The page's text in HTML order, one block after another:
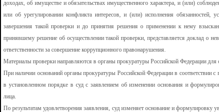
доходах, об имуществе и обязательствах имущественного характера, и (или)
или об урегулировании конфликта интересов, и (или) исполнения обязанностей,
завершения такой проверки и до принятия решения о применении к нему
принявшему решение об осуществлении такой проверки, представляется доклад о
ответственности за совершение коррупционного правонарушения.
Материалы проверки направляются в органы прокуратуры Российской Федерации для
При наличии оснований органы прокуратуры Российской Федерации в
в установленном порядке в суд с заявлением об изменении основания и
лица.
По результатам удовлетворения заявления, суд изменяет основание и